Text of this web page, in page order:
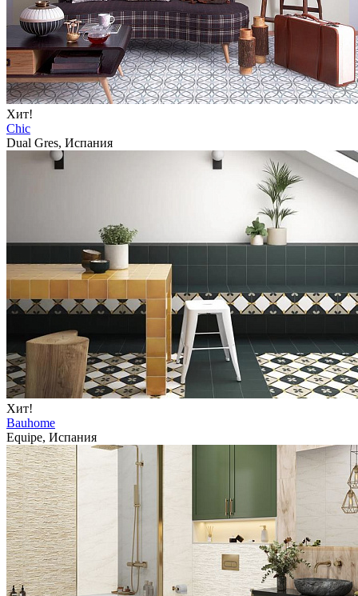
Хит!
Chic
Dual Gres, Испания
Хит!
Bauhome
Equipe, Испания